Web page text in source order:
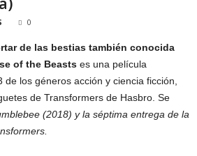
0
de las bestias también conocida
of the Beasts es una película
los géneros acción y ciencia ficción,
de Transformers de Hasbro. Se
(2018) y la séptima entrega de la